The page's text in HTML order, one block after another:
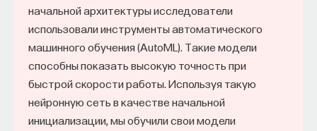
начальной архитектуры исследователи
использовали инструменты автоматического
машинного обучения (AutoML). Такие модели
способны показать высокую точность при
быстрой скорости работы. Используя такую
нейронную сеть в качестве начальной
инициализации, мы обучили свои модели